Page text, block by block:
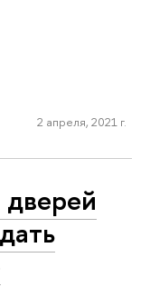
2 апреля, 2021 г.